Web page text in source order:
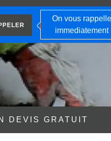
On vous rappelle
immediatement
DEVIS GRATUIT